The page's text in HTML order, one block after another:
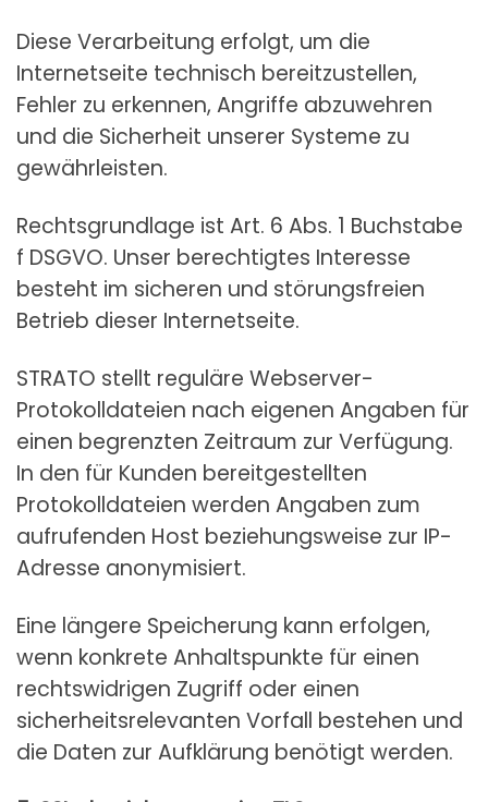
Diese Verarbeitung erfolgt, um die
Internetseite technisch bereitzustellen,
Fehler zu erkennen, Angriffe abzuwehren
und die Sicherheit unserer Systeme zu
gewährleisten.
Rechtsgrundlage ist Art. 6 Abs. 1 Buchstabe
f DSGVO. Unser berechtigtes Interesse
besteht im sicheren und störungsfreien
Betrieb dieser Internetseite.
STRATO stellt reguläre Webserver-
Protokolldateien nach eigenen Angaben für
einen begrenzten Zeitraum zur Verfügung.
In den für Kunden bereitgestellten
Protokolldateien werden Angaben zum
aufrufenden Host beziehungsweise zur IP-
Adresse anonymisiert.
Eine längere Speicherung kann erfolgen,
wenn konkrete Anhaltspunkte für einen
rechtswidrigen Zugriff oder einen
sicherheitsrelevanten Vorfall bestehen und
die Daten zur Aufklärung benötigt werden.